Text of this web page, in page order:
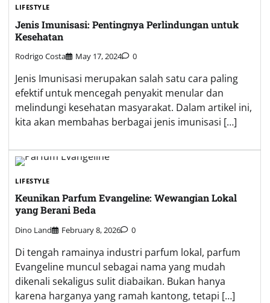
LIFESTYLE
Jenis Imunisasi: Pentingnya Perlindungan untuk
Kesehatan
Rodrigo Costa May 17, 2024 0
Jenis Imunisasi merupakan salah satu cara paling
efektif untuk mencegah penyakit menular dan
melindungi kesehatan masyarakat. Dalam artikel ini,
kita akan membahas berbagai jenis imunisasi […]
LIFESTYLE
Keunikan Parfum Evangeline: Wewangian Lokal
yang Berani Beda
Dino Land February 8, 2026 0
Di tengah ramainya industri parfum lokal, parfum
Evangeline muncul sebagai nama yang mudah
dikenali sekaligus sulit diabaikan. Bukan hanya
karena harganya yang ramah kantong, tetapi […]